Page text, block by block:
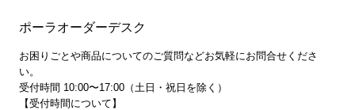
ポーラオーダーデスク
お困りごとや商品についてのご質問などお気軽にお問合せくださ
い。
受付時間 10:00〜17:00（土日・祝日を除く）
【受付時間について】